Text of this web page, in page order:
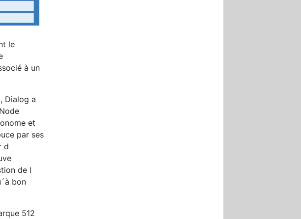
le
à un
Dialog a
et
par ses
d
de l
bon
512